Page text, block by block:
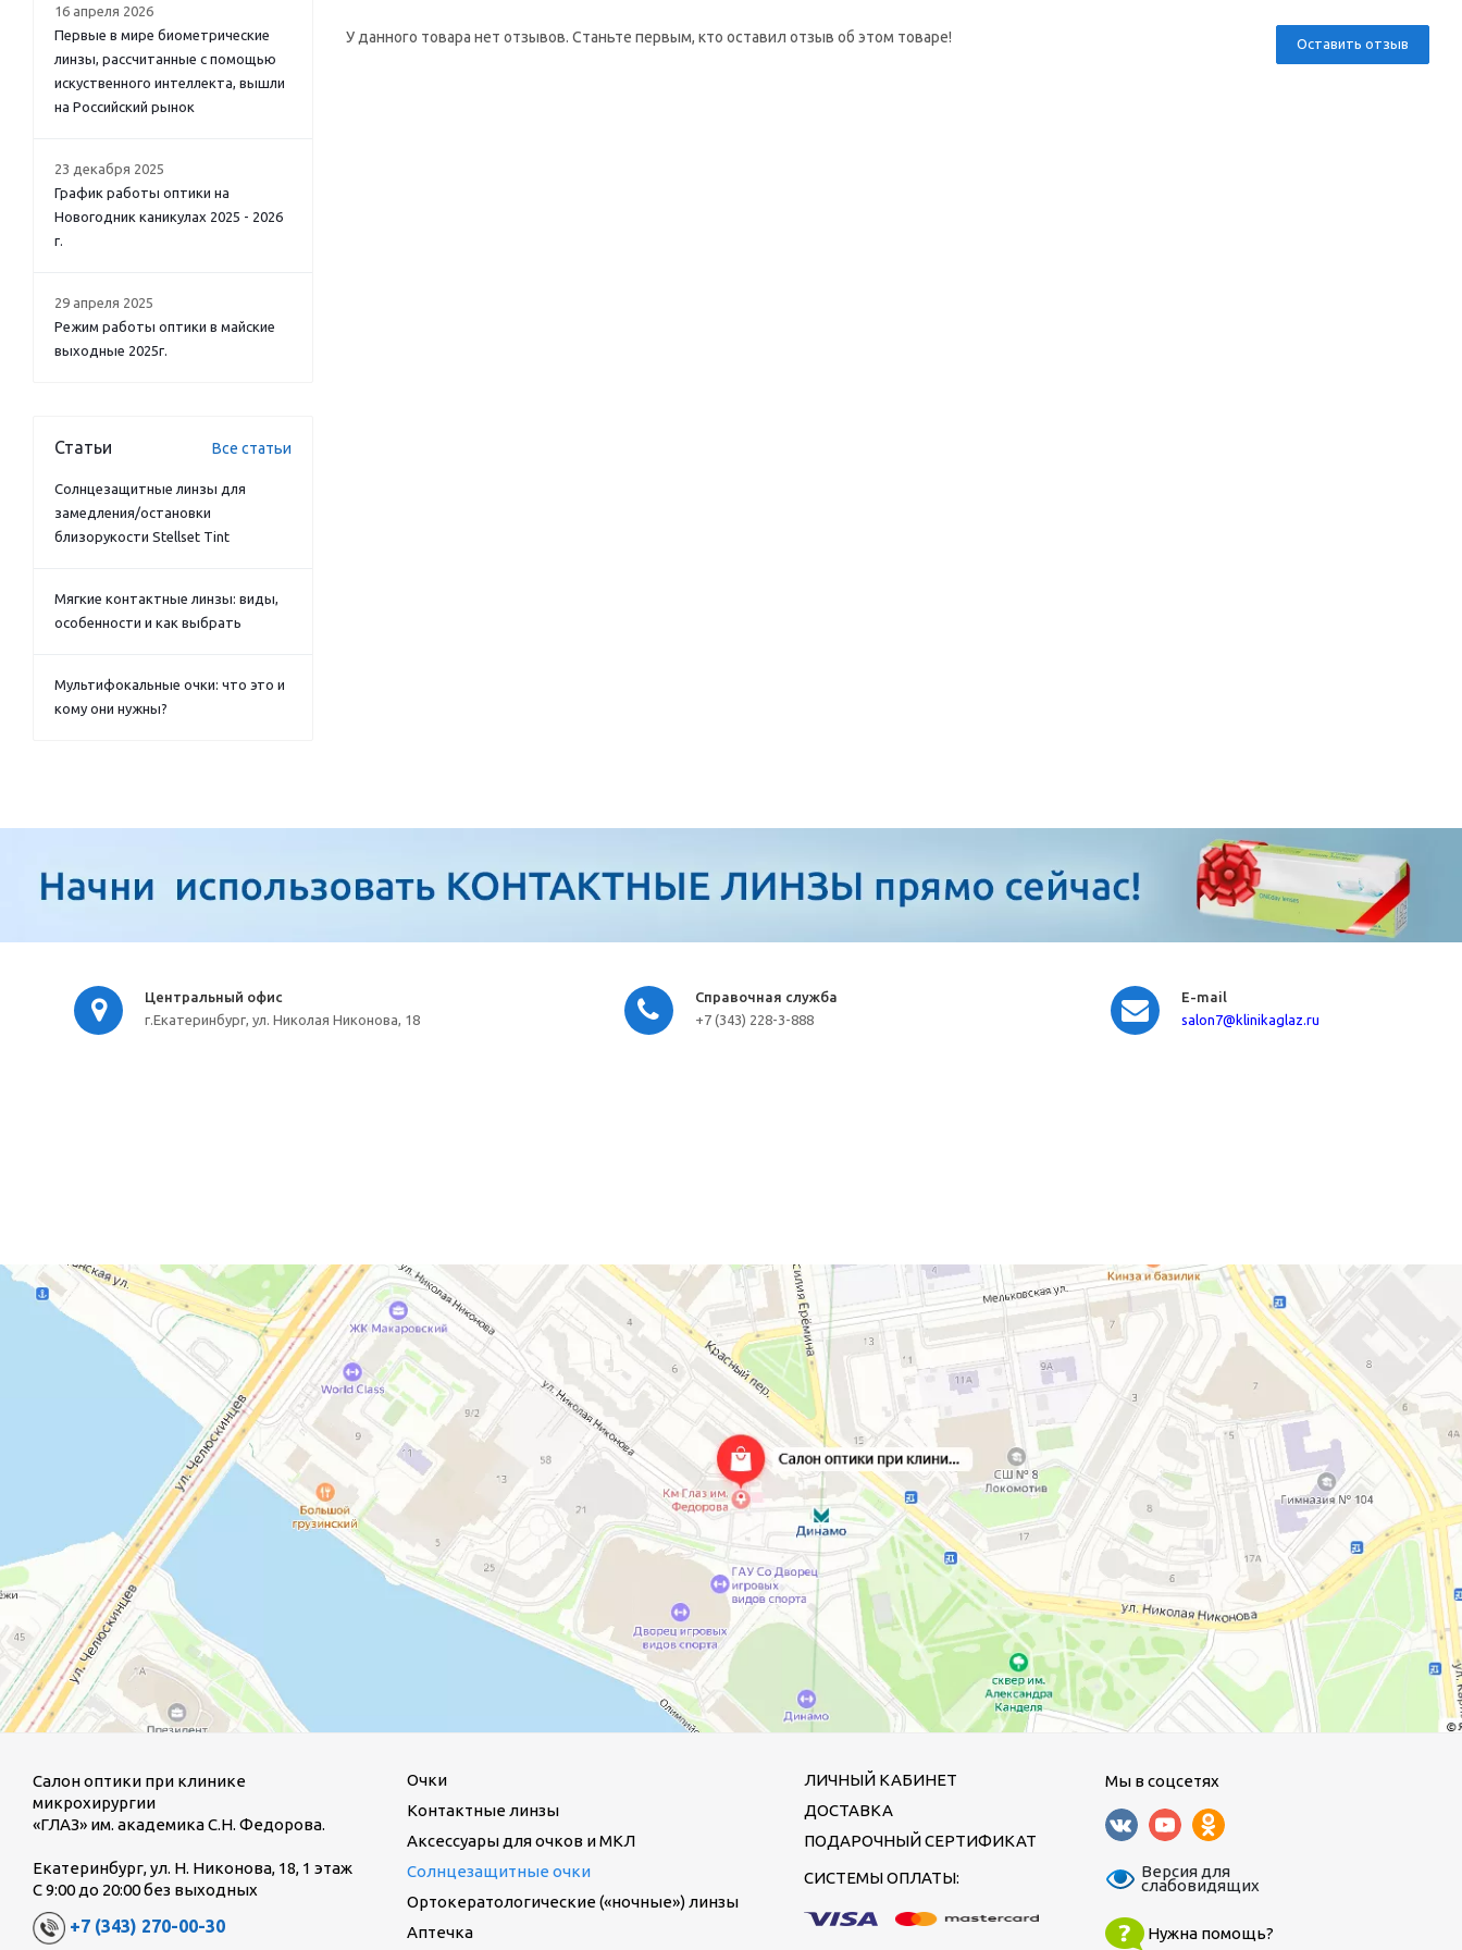
Оставить отзыв
У данного товара нет отзывов. Станьте первым, кто оставил отзыв об этом товаре!
16 апреля 2026
Первые в мире биометрические
линзы, рассчитанные с помощью
искуственного интеллекта, вышли
на Российский рынок
23 декабря 2025
График работы оптики на
Новогодник каникулах 2025 - 2026
г.
29 апреля 2025
Режим работы оптики в майские
выходные 2025г.
Статьи Все статьи
Солнцезащитные линзы для
замедления/остановки
близорукости Stellset Tint
Мягкие контактные линзы: виды,
особенности и как выбрать
Мультифокальные очки: что это и
кому они нужны?
Центральный офис
г.Екатеринбург, ул. Николая Никонова, 18
Справочная служба
+7 (343) 228-3-888
E-mail
salon7@klinikaglaz.ru
Салон оптики при клинике
микрохирургии
«ГЛАЗ» им. академика С.Н. Федорова.
Екатеринбург, ул. Н. Никонова, 18, 1 этаж
С 9:00 до 20:00 без выходных
+7 (343) 270-00-30
Очки
Контактные линзы
Аксессуары для очков и МКЛ
Солнцезащитные очки
Ортокератологические («ночные») линзы
Аптечка
ЛИЧНЫЙ КАБИНЕТ
ДОСТАВКА
ПОДАРОЧНЫЙ СЕРТИФИКАТ
СИСТЕМЫ ОПЛАТЫ:
Мы в соцсетях
Версия для
слабовидящих
Нужна помощь?